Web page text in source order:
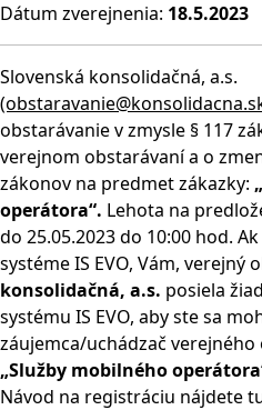
Dátum zverejnenia: 18.5.2023
Slovenská konsolidačná, a.s.
obstarávanie v zmysle § 117
verejnom obstarávaní a o
zákonov na predmet zákazky:
operátora“. Lehota na
do 25.05.2023 do 10:00 hod.
systéme IS EVO, Vám, verejný
konsolidačná, a.s. posiela
systému IS EVO, aby ste sa
záujemca/uchádzač verejného
„Služby mobilného
Návod na registráciu nájdete